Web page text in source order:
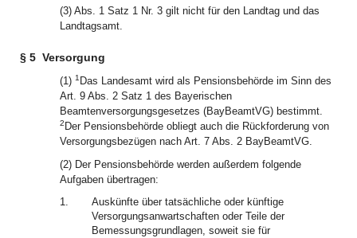
(3) Abs. 1 Satz 1 Nr. 3 gilt nicht für den Landtag und das
Landtagsamt.
§ 5 Versorgung
(1) 1 Das Landesamt wird als Pensionsbehörde im Sinn des
Art. 9 Abs. 2 Satz 1 des Bayerischen
Beamtenversorgungsgesetzes (BayBeamtVG) bestimmt.
2 Der Pensionsbehörde obliegt auch die Rückforderung von
Versorgungsbezügen nach Art. 7 Abs. 2 BayBeamtVG.
(2) Der Pensionsbehörde werden außerdem folgende
Aufgaben übertragen:
1.
Auskünfte über tatsächliche oder künftige
Versorgungsanwartschaften oder Teile der
Bemessungsgrundlagen, soweit sie für